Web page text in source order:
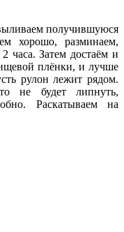
получившуюся
хорошо, разминаем,
часа. Затем достаём и
плёнки, и лучше
рулон лежит рядом.
не будет липнуть,
Раскатываем на